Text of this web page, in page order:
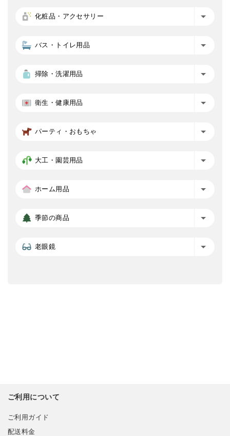
化粧品・アクセサリー
バス・トイレ用品
掃除・洗濯用品
衛生・健康用品
パーティ・おもちゃ
大工・園芸用品
ホーム用品
季節の商品
老眼鏡
ご利用について
ご利用ガイド
配送料金